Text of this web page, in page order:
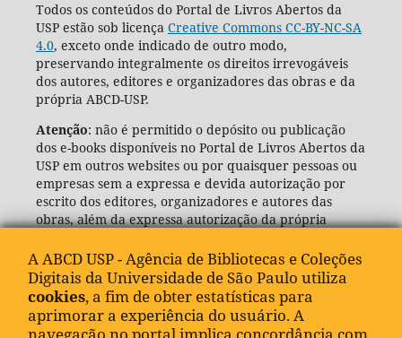
Todos os conteúdos do Portal de Livros Abertos da
USP estão sob licença Creative Commons CC-BY-NC-SA
4.0, exceto onde indicado de outro modo,
preservando integralmente os direitos irrevogáveis
dos autores, editores e organizadores das obras e da
própria ABCD-USP.
Atenção: não é permitido o depósito ou publicação
dos e-books disponíveis no Portal de Livros Abertos da
USP em outros websites ou por quaisquer pessoas ou
empresas sem a expressa e devida autorização por
escrito dos editores, organizadores e autores das
obras, além da expressa autorização da própria
(ABCD-USP).
A ABCD USP - Agência de Bibliotecas e Coleções
Digitais da Universidade de São Paulo utiliza
cookies, a fim de obter estatísticas para
aprimorar a experiência do usuário. A